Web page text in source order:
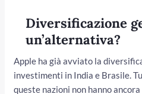
Diversificazione
un’alternativa?
Apple ha già avviato la
investimenti in India e Brasile.
queste nazioni non hanno